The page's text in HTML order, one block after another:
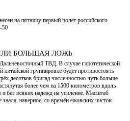
на пятницу первый полет российского
50
БОЛЬШАЯ ЛОЖЬ
ТВД. В случае гипотетической
группировке будет противостоять
десятков бригад численностью чуть больше
более чем на 1500 километров вдоль
и без всяких надежд на усиление. Масштаб
наверное, со времён ежовских чисток